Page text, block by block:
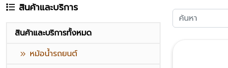
สินค้าและบริการ
สินค้าและบริการทั้งหมด
หม้อน้ำรถยนต์